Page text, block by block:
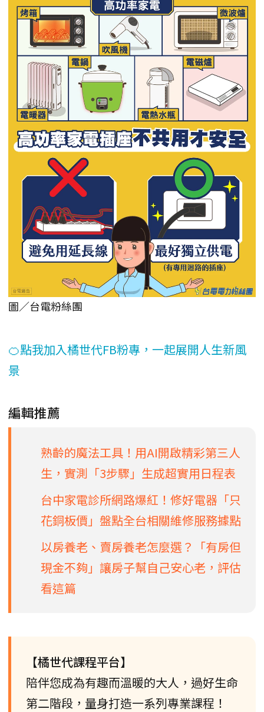
圖／台電粉絲團
🍊點我加入橘世代FB粉專，一起展開人生新風
景
編輯推薦
熟齡的魔法工具！用AI開啟精彩第三人
生，實測「3步驟」生成超實用日程表
台中家電診所網路爆紅！修好電器「只
花銅板價」盤點全台相關維修服務據點
以房養老、賣房養老怎麼選？「有房但
現金不夠」讓房子幫自己安心老，評估
看這篇
【橘世代課程平台】
陪伴您成為有趣而溫暖的大人，過好生命
第二階段，量身打造一系列專業課程！